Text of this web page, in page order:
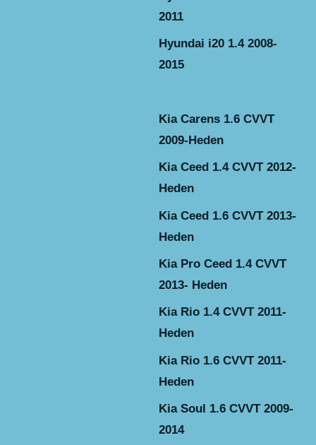
2011
Hyundai i20 1.4 2008-
2015
Kia Carens 1.6 CVVT
2009-Heden
Kia Ceed 1.4 CVVT 2012-
Heden
Kia Ceed 1.6 CVVT 2013-
Heden
Kia Pro Ceed 1.4 CVVT
2013- Heden
Kia Rio 1.4 CVVT 2011-
Heden
Kia Rio 1.6 CVVT 2011-
Heden
Kia Soul 1.6 CVVT 2009-
2014